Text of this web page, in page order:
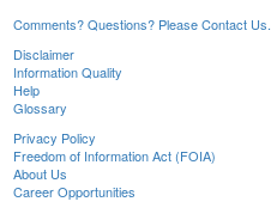
Comments? Questions? Please Contact Us.
Disclaimer
Information Quality
Help
Glossary
Privacy Policy
Freedom of Information Act (FOIA)
About Us
Career Opportunities